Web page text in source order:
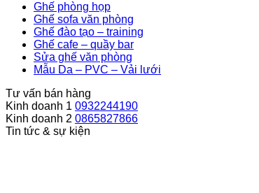
Ghế phòng họp
Ghế sofa văn phòng
Ghế đào tạo – training
Ghế cafe – quầy bar
Sửa ghế văn phòng
Mẫu Da – PVC – Vải lưới
Tư vấn bán hàng
Kinh doanh 1 0932244190
Kinh doanh 2 0865827866
Tin tức & sự kiện